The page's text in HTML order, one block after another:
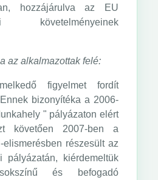
hozzájárulva az EU
követelményeinek
az alkalmazottak felé:
figyelmet fordít
bizonyítéka a 2006-
" pályázaton elért
követően 2007-ben a
elismerésben részesült az
pályázatán, kiérdemeltük
és befogadó